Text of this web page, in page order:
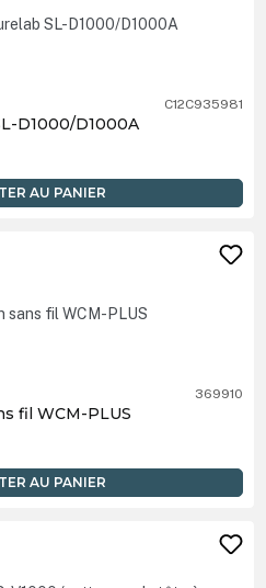
C12C935981
D1000/D1000A
AU PANIER
369910
fil WCM-PLUS
AU PANIER